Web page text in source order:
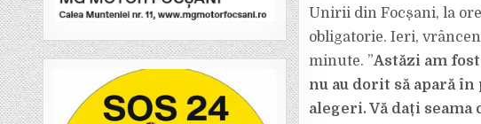
Unirii din Focșani, la
obligatorie. Ieri,
minute. ”Astăzi am
nu au dorit să apară
alegeri. Vă dați